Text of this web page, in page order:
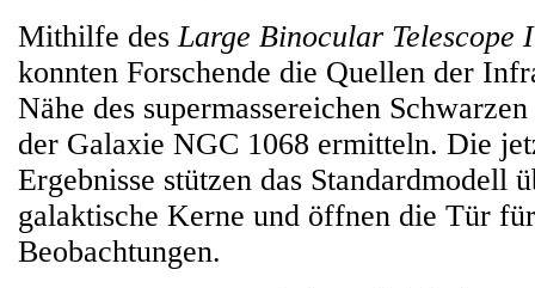
Mithilfe desLarge Binocular Telescope
konnten Forschende die Quellen der
Nähe des supermassereichen
der Galaxie NGC 1068 ermitteln. Die
Ergebnisse stützen das Standardmodell
galaktische Kerne und öffnen die Tür
Beobachtungen.